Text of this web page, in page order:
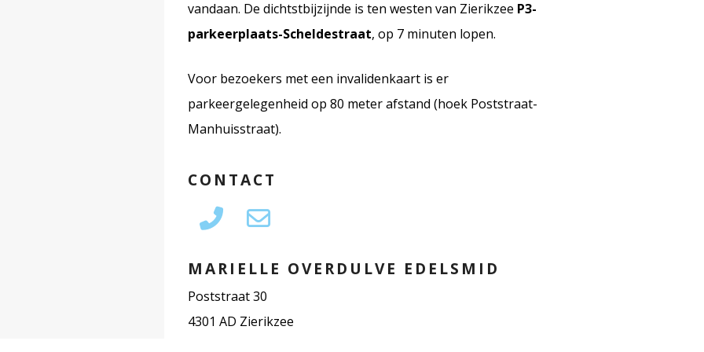
vandaan. De dichtstbijzijnde is ten westen van Zierikzee P3-
parkeerplaats-Scheldestraat, op 7 minuten lopen.
Voor bezoekers met een invalidenkaart is er
parkeergelegenheid op 80 meter afstand (hoek Poststraat-
Manhuisstraat).
CONTACT
MARIELLE OVERDULVE EDELSMID
Poststraat 30
4301 AD Zierikzee